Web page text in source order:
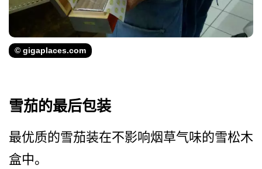
© gigaplaces.com
雪茄的最后包装
最优质的雪茄装在不影响烟草­气味的雪松木
盒中。